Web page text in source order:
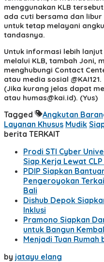
menggunakan KLB
ada cuti bersama dan libur
untuk tetap melayani
tandasnya.
Untuk informasi lebih
melalui KLB, tambah Joni,
menghubungi Contact
atau media sosial @KAI121.
(Jika kurang jelas dapat
atau humas@kai.id). (Yus)
Tagged Angkutan
Layanan Khusus Mudik
berita TERKAIT
Prodi STI Cyber
Siap Kerja Lewat CLP
PDIP Siapkan
Pengeroyokan
Bali
Dishub Depok
Inklusi
Pramono Siapkan
untuk Bangun
Menjadi Tuan
by jatayu elang